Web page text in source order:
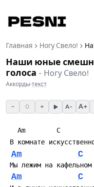
Главная Ногу Свело!
Наши юные
голоса - Ногу Свело!
Аккорды·текст
− 0 + A− A+
Am C
Am C